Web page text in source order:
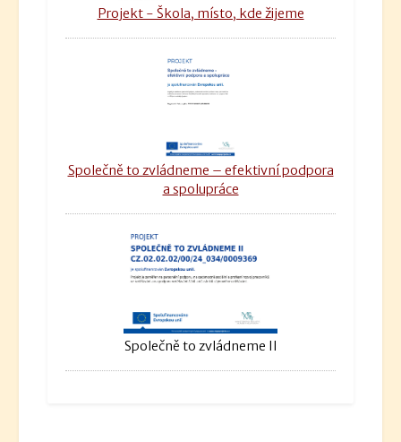
Projekt - Škola, místo, kde žijeme
Společně to zvládneme – efektivní podpora
a spolupráce
Společně to zvládneme II